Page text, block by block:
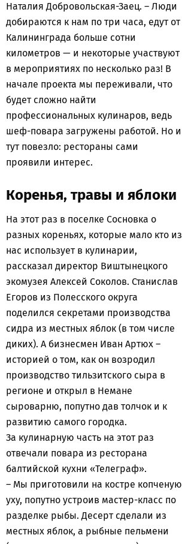
Наталия Добровольская-Заец. – Люди
добираются к нам по три часа, едут от
Калининграда больше сотни
километров — и некоторые участвуют
в мероприятиях по несколько раз! В
начале проекта мы переживали, что
будет сложно найти
профессиональных кулинаров, ведь
шеф-повара загружены работой. Но и
тут повезло: рестораны сами
проявили интерес.
Коренья, травы и яблоки
На этот раз в поселке Сосновка о
разных кореньях, которые мало кто из
нас использует в кулинарии,
рассказал директор Виштынецкого
экомузея Алексей Соколов. Станислав
Егоров из Полесского округа
поделился секретами производства
сидра из местных яблок (в том числе
диких). А бизнесмен Иван Артюх –
историей о том, как он возродил
производство тильзитского сыра в
регионе и открыл в Немане
сыроварню, попутно дав толчок и к
развитию самого городка.
За кулинарную часть на этот раз
отвечали повара из ресторана
балтийской кухни «Телеграф».
– Мы приготовили на костре копченую
уху, попутно устроив мастер-класс по
разделке рыбы. Десерт сделали из
местных яблок, а рыбные пельмени